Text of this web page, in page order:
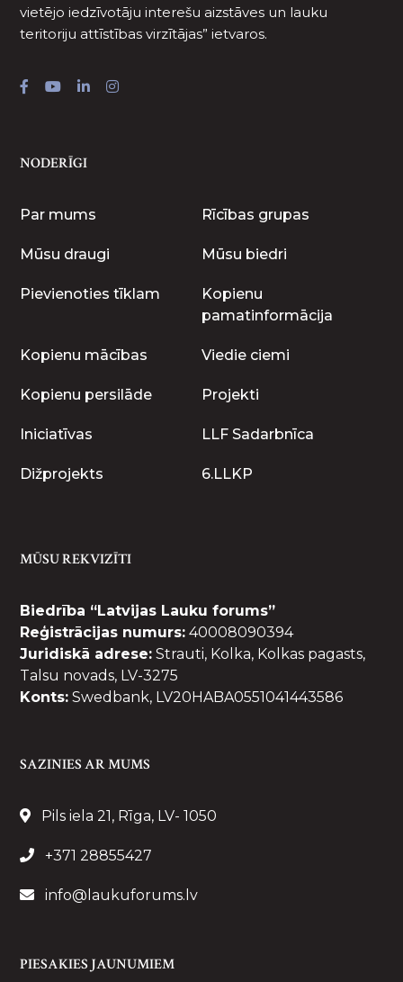
vietējo iedzīvotāju interešu aizstāves un lauku
teritoriju attīstības virzītājas” ietvaros.
NODERĪGI
Par mums Rīcības grupas
Mūsu draugi Mūsu biedri
Pievienoties tīklam
Kopienu
pamatinformācija
Kopienu mācības Viedie ciemi
Kopienu persilāde Projekti
Iniciatīvas LLF Sadarbnīca
Dižprojekts 6.LLKP
MŪSU REKVIZĪTI
Biedrība “Latvijas Lauku forums”
Reģistrācijas numurs: 40008090394
Juridiskā adrese: Strauti, Kolka, Kolkas pagasts,
Talsu novads, LV-3275
Konts: Swedbank, LV20HABA0551041443586
SAZINIES AR MUMS
Pils iela 21, Rīga, LV- 1050
+371 28855427
info@laukuforums.lv
PIESAKIES JAUNUMIEM